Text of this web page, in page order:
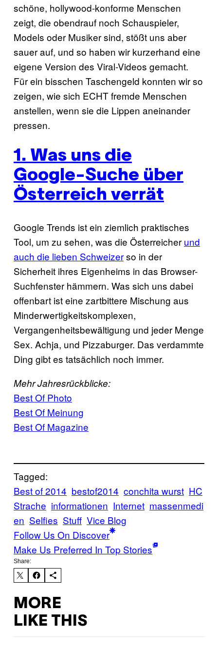
schöne, hollywood-konforme Menschen
zeigt, die obendrauf noch Schauspieler,
Models oder Musiker sind, stößt uns aber
sauer auf, und so haben wir kurzerhand eine
eigene Version des Viral-Videos gemacht.
Für ein bisschen Taschengeld konnten wir so
zeigen, wie sich ECHT fremde Menschen
anstellen, wenn sie die Lippen aneinander
pressen.
1. Was uns die
Google-Suche über
Österreich verrät
Google Trends ist ein ziemlich praktisches
Tool, um zu sehen, was die Österreicher und
auch die lieben Schweizerso in der
Sicherheit ihres Eigenheims in das Browser-
Suchfenster hämmern. Was sich uns dabei
offenbart ist eine zartbittere Mischung aus
Minderwertigkeitskomplexen,
Vergangenheitsbewältigung und jeder Menge
Sex. Achja, und Pizzaburger. Das verdammte
Ding gibt es tatsächlich noch immer.
Mehr Jahresrückblicke:
Best Of Photo
Best Of Meinung
Best Of Magazine
Tagged:
Best of 2014 bestof2014 conchita wurst HC
Strache informationen Internet massenmedi
en Selfies Stuff Vice Blog
Follow Us On Discover
Make Us Preferred In Top Stories
Share:
MORE
LIKE THIS